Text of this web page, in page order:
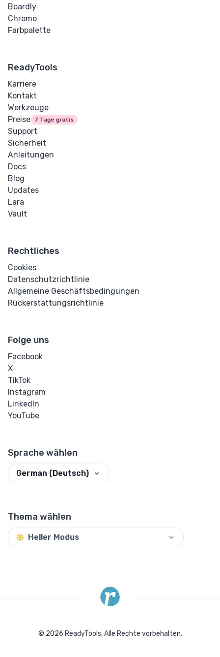
Boardly
Chromo
Farbpalette
ReadyTools
Karriere
Kontakt
Werkzeuge
Preise
7 Tage gratis
Support
Sicherheit
Anleitungen
Docs
Blog
Updates
Lara
Vault
Rechtliches
Cookies
Datenschutzrichtlinie
Allgemeine Geschäftsbedingungen
Rückerstattungsrichtlinie
Folge uns
Facebook
X
TikTok
Instagram
LinkedIn
YouTube
Sprache wählen
German (Deutsch)
Thema wählen
Heller Modus
© 2026 ReadyTools. Alle Rechte vorbehalten.